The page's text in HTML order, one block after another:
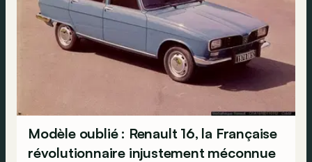
Modèle oublié : Renault 16, la Française
révolutionnaire injustement méconnue